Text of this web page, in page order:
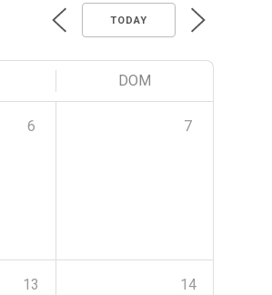
TODAY
DOM
6 7
13 14